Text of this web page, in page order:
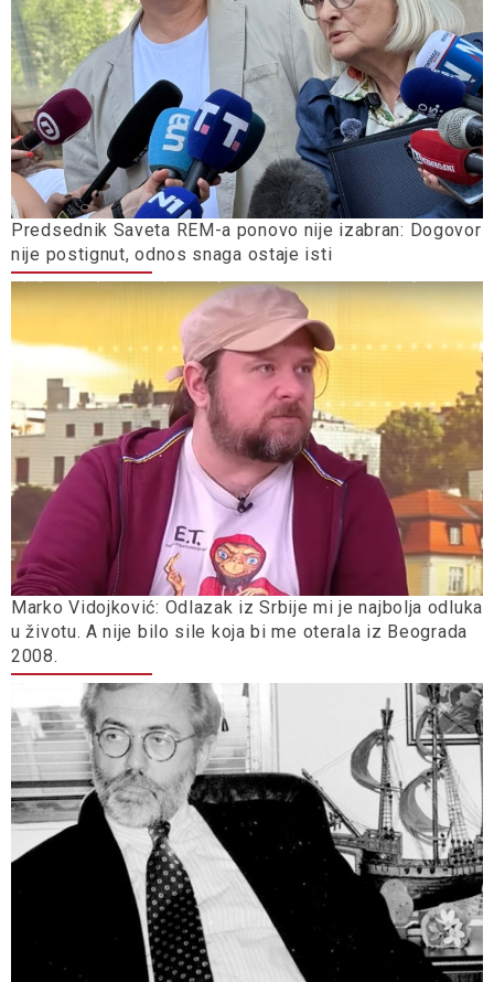
Predsednik Saveta REM-a ponovo nije izabran: Dogovor
nije postignut, odnos snaga ostaje isti
Marko Vidojković: Odlazak iz Srbije mi je najbolja odluka
u životu. A nije bilo sile koja bi me oterala iz Beograda
2008.